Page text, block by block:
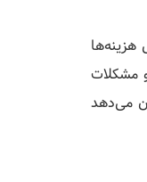
مشکلات
می‌دهد